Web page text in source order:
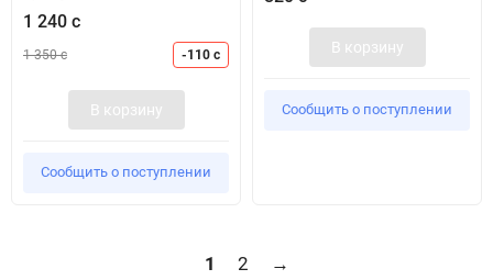
1 240 с
1 350 с -110 с
В корзину
Сообщить о поступлении
В корзину
Сообщить о поступлении
1 2 →